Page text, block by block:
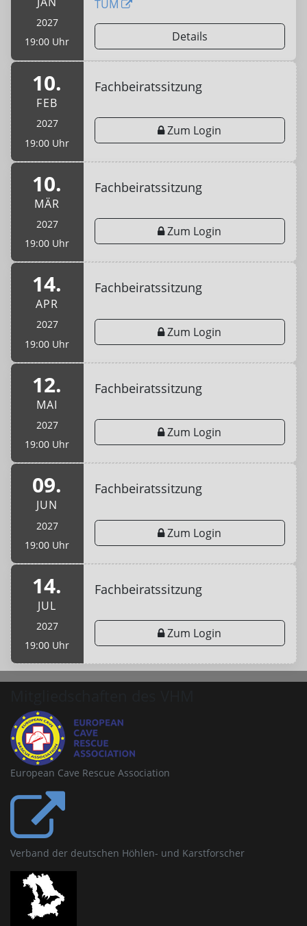
2027
19:00 Uhr
TUM
Details
10.
FEB
2027
19:00 Uhr
Fachbeiratssitzung
Zum Login
10.
MÄR
2027
19:00 Uhr
Fachbeiratssitzung
Zum Login
14.
APR
2027
19:00 Uhr
Fachbeiratssitzung
Zum Login
12.
MAI
2027
19:00 Uhr
Fachbeiratssitzung
Zum Login
09.
JUN
2027
19:00 Uhr
Fachbeiratssitzung
Zum Login
14.
JUL
2027
19:00 Uhr
Fachbeiratssitzung
Zum Login
European Cave Rescue Association
Verband der deutschen Höhlen- und Karstforscher